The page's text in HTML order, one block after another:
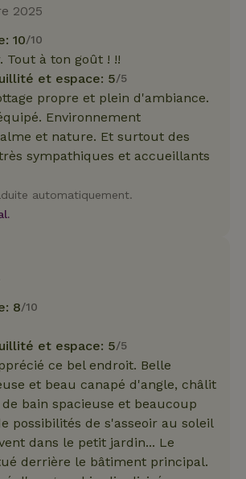
2025
10/10
Tout à ton goût ! !!
et espace: 5/5
propre et plein d'ambiance.
Environnement
et nature. Et surtout des
sympathiques et accueillants
automatiquement.
8/10
et espace: 5/5
ce bel endroit. Belle
et beau canapé d'angle, châlit
bain spacieuse et beaucoup
possibilités de s'asseoir au soleil
dans le petit jardin... Le
derrière le bâtiment principal.